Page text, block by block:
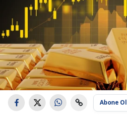
Abone Ol